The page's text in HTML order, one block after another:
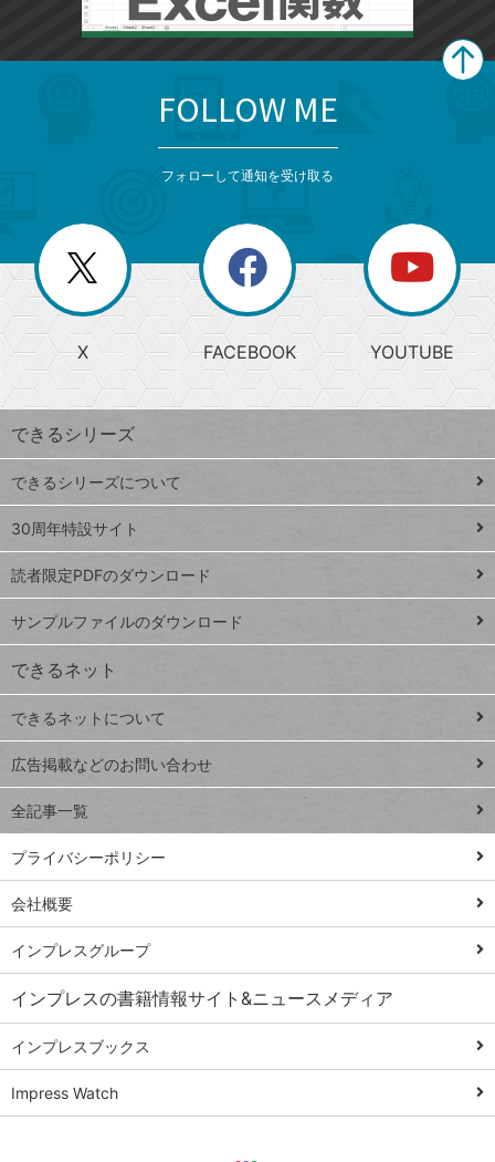
じ
る
search
検
索
上
昇
ワ
ー
ド
Google
スプレ
ッドシ
ート
iPhone
VLOOKUP
close
閉じ
る
閉
じ
る
ー
か
ら
探
す
ト
ッ
プ
ペ
ジ
連載
Excel Q&A
トイアンナ流仕
事術
PowerAutomate
ではじめる業務
の完全自動化
AI議事録作成術
Windows 11
Q&A
Teams踏み込み
活用術
Excel講師の仕事
術
FOLLOW ME
フォローして通知を受け取る
X FACEBOOK YOUTUBE
できるシリーズ
できるシリーズについて
30周年特設サイト
読者限定PDFのダウンロード
サンプルファイルのダウンロード
できるネット
できるネットについて
広告掲載などのお問い合わせ
全記事一覧
プライバシーポリシー
会社概要
インプレスグループ
インプレスの書籍情報サイト&ニュースメディア
インプレスブックス
Impress Watch